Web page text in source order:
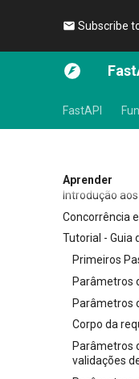
Subscribe
FastAPI
Aprender
Introdução
Concorrência
Tutorial - Guia
Primeiros
Parâmetros
Parâmetros
Corpo da
Parâmetros
validações